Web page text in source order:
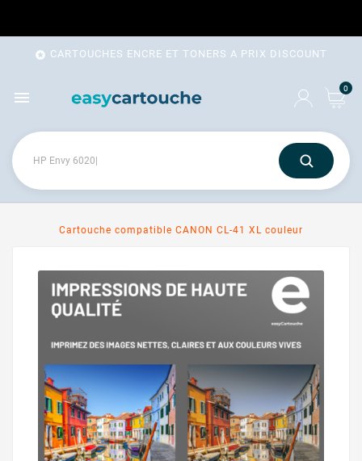
 CARTOUCHES ENCRE ET TONERS A PRIX DISCOUNT
 0
Cartouche compatible CANON CL-41 XL couleur